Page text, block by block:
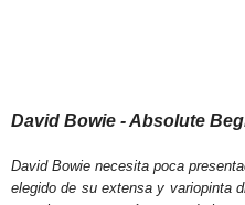
David Bowie - Absolute
David Bowie necesita poca
elegido de su extensa y variopinta